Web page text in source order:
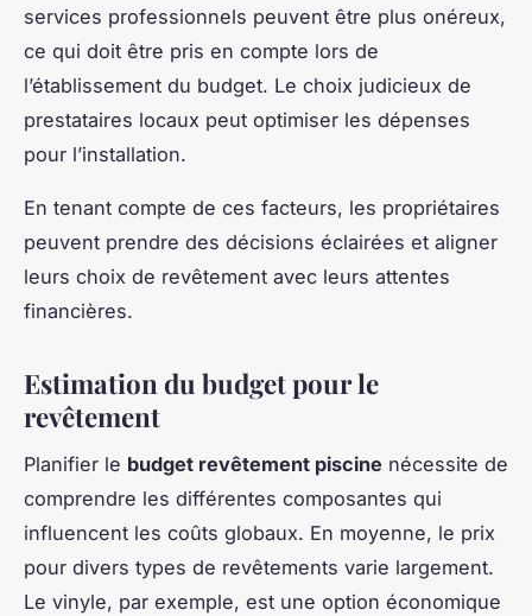
services professionnels peuvent être plus onéreux,
ce qui doit être pris en compte lors de
l’établissement du budget. Le choix judicieux de
prestataires locaux peut optimiser les dépenses
pour l’installation.
En tenant compte de ces facteurs, les propriétaires
peuvent prendre des décisions éclairées et aligner
leurs choix de revêtement avec leurs attentes
financières.
Estimation du budget pour le
revêtement
Planifier le budget revêtement piscine nécessite de
comprendre les différentes composantes qui
influencent les coûts globaux. En moyenne, le prix
pour divers types de revêtements varie largement.
Le vinyle, par exemple, est une option économique